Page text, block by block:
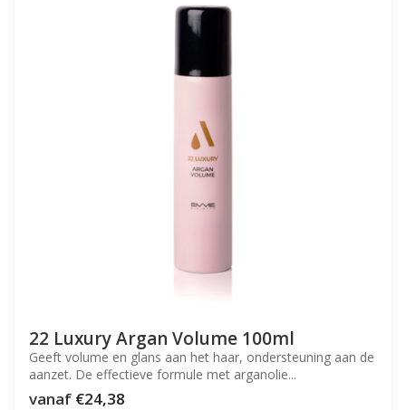
22 Luxury Argan Volume 100ml
Geeft volume en glans aan het haar, ondersteuning aan de
aanzet. De effectieve formule met arganolie...
vanaf €24,38